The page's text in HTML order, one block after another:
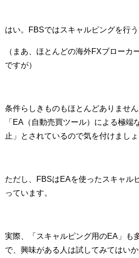
はい。 FBSではスキャルピングを行う
（まあ、ほとんどの海外FXブローカ
ですが）
条件らしきものもほとんどありませ
「EA （自動売買ツール）による極端
止」とされているので気を付けましょ
ただし、 FBSはEAを使ったスキャル
っています。
実際、「スキャルピング用のEA 」も
で、興味がある人は試してみてはいか